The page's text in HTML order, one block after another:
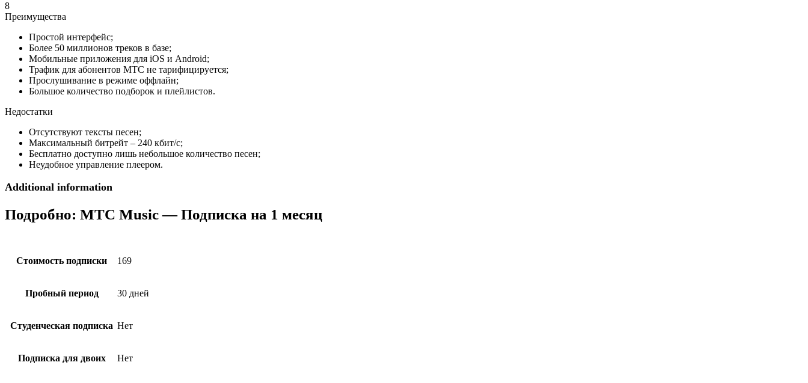
8
Преимущества
Простой интерфейс;
Более 50 миллионов треков в базе;
Мобильные приложения для iOS и Android;
Трафик для абонентов МТС не тарифицируется;
Прослушивание в режиме оффлайн;
Большое количество подборок и плейлистов.
Недостатки
Отсутствуют тексты песен;
Максимальный битрейт – 240 кбит/с;
Бесплатно доступно лишь небольшое количество песен;
Неудобное управление плеером.
Additional information
Подробно: МТС Music — Подписка на 1 месяц
Стоимость подписки 169
Пробный период 30 дней
Студенческая подписка Нет
Подписка для двоих Нет